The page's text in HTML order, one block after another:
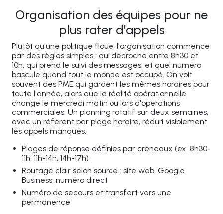
Organisation des équipes pour ne
plus rater d'appels
Plutôt qu'une politique floue, l'organisation commence
par des règles simples : qui décroche entre 8h30 et
10h, qui prend le suivi des messages, et quel numéro
bascule quand tout le monde est occupé. On voit
souvent des PME qui gardent les mêmes horaires pour
toute l'année, alors que la réalité opérationnelle
change le mercredi matin ou lors d'opérations
commerciales. Un planning rotatif sur deux semaines,
avec un référent par plage horaire, réduit visiblement
les appels manqués.
Plages de réponse définies par créneaux (ex. 8h30-
11h, 11h-14h, 14h-17h)
Routage clair selon source : site web, Google
Business, numéro direct
Numéro de secours et transfert vers une
permanence